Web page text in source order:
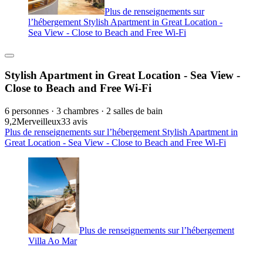
Plus de renseignements sur
l’hébergement Stylish Apartment in Great Location -
Sea View - Close to Beach and Free Wi-Fi
Stylish Apartment in Great Location - Sea View -
Close to Beach and Free Wi-Fi
6 personnes · 3 chambres · 2 salles de bain
9,2Merveilleux33 avis
Plus de renseignements sur l’hébergement Stylish Apartment in
Great Location - Sea View - Close to Beach and Free Wi-Fi
Plus de renseignements sur l’hébergement
Villa Ao Mar